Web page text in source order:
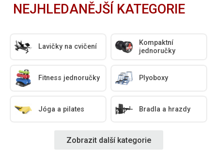
NEJHLEDANĚJŠÍ KATEGORIE
Lavičky na cvičení
Kompaktní
jednoručky
Fitness jednoručky Plyoboxy
Jóga a pilates Bradla a hrazdy
Zobrazit další kategorie